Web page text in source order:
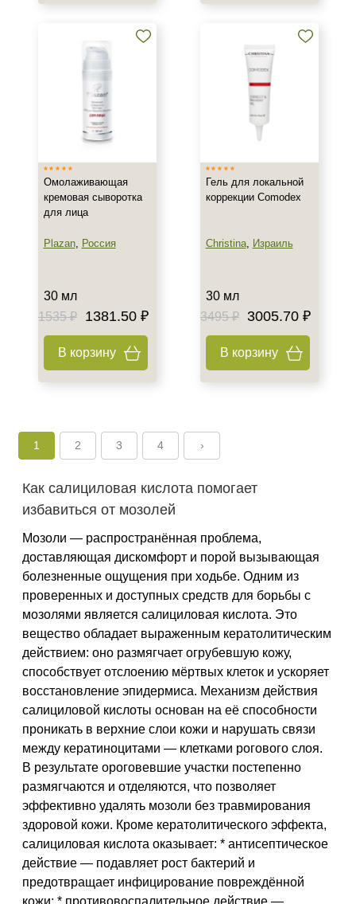
Омолаживающая
кремовая сыворотка
для лица
Plazan, Россия
30 мл
1535 ₽
1381.50 ₽
В корзину
Гель для локальной
коррекции Comodex
Christina, Израиль
30 мл
3495 ₽
3005.70 ₽
В корзину
1 2 3 4 ›
Как салициловая кислота помогает
избавиться от мозолей
Мозоли — распространённая проблема,
доставляющая дискомфорт и порой вызывающая
болезненные ощущения при ходьбе. Одним из
проверенных и доступных средств для борьбы с
мозолями является салициловая кислота. Это
вещество обладает выраженным кератолитическим
действием: оно размягчает огрубевшую кожу,
способствует отслоению мёртвых клеток и ускоряет
восстановление эпидермиса. Механизм действия
салициловой кислоты основан на её способности
проникать в верхние слои кожи и нарушать связи
между кератиноцитами — клетками рогового слоя.
В результате ороговевшие участки постепенно
размягчаются и отделяются, что позволяет
эффективно удалять мозоли без травмирования
здоровой кожи. Кроме кератолитического эффекта,
салициловая кислота оказывает: * антисептическое
действие — подавляет рост бактерий и
предотвращает инфицирование повреждённой
кожи; * противовоспалительное действие —